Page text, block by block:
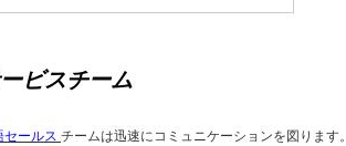
ビスチーム
セールス チームは迅速にコミュニケーションを図ります。